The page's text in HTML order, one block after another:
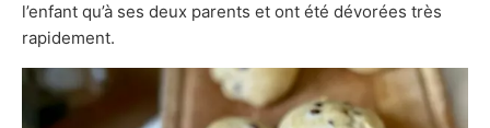
l’enfant qu’à ses deux parents et ont été dévorées très
rapidement.